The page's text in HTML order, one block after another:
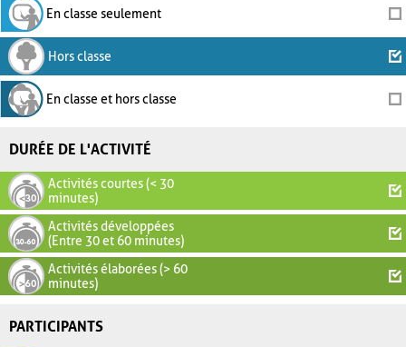
En classe seulement
Hors classe
En classe et hors classe
DURÉE DE L'ACTIVITÉ
Activités courtes (< 30
minutes)
Activités développées
(Entre 30 et 60 minutes)
Activités élaborées (> 60
minutes)
PARTICIPANTS